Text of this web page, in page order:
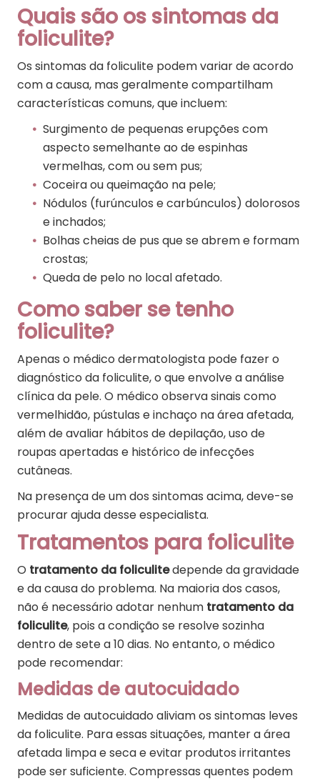
Quais são os sintomas da
foliculite?
Os sintomas da foliculite podem variar de acordo
com a causa, mas geralmente compartilham
características comuns, que incluem:
Surgimento de pequenas erupções com
aspecto semelhante ao de espinhas
vermelhas, com ou sem pus;
Coceira ou queimação na pele;
Nódulos (furúnculos e carbúnculos) dolorosos
e inchados;
Bolhas cheias de pus que se abrem e formam
crostas;
Queda de pelo no local afetado.
Como saber se tenho
foliculite?
Apenas o médico dermatologista pode fazer o
diagnóstico da foliculite, o que envolve a análise
clínica da pele. O médico observa sinais como
vermelhidão, pústulas e inchaço na área afetada,
além de avaliar hábitos de depilação, uso de
roupas apertadas e histórico de infecções
cutâneas.
Na presença de um dos sintomas acima, deve-se
procurar ajuda desse especialista.
Tratamentos para foliculite
O tratamento da foliculitedepende da gravidade
e da causa do problema. Na maioria dos casos,
não é necessário adotar nenhum tratamento da
foliculite, pois a condição se resolve sozinha
dentro de sete a 10 dias. No entanto, o médico
pode recomendar:
Medidas de autocuidado
Medidas de autocuidado aliviam os sintomas leves
da foliculite. Para essas situações, manter a área
afetada limpa e seca e evitar produtos irritantes
pode ser suficiente. Compressas quentes podem